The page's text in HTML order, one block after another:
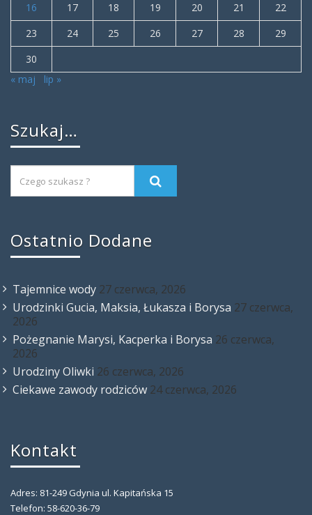
16
17 18 19 20 21
22
23
24 25 26 27 28
29
30
« maj
lip »
Szukaj…
Ostatnio Dodane
Tajemnice wody 27 czerwca, 2026
Urodzinki Gucia, Maksia, Łukasza i Borysa 27 czerwca,
2026
Pożegnanie Marysi, Kacperka i Borysa 26 czerwca,
2026
Urodziny Oliwki 26 czerwca, 2026
Ciekawe zawody rodziców 24 czerwca, 2026
Kontakt
Adres: 81-249 Gdynia ul. Kapitańska 15
Telefon: 58-620-36-79